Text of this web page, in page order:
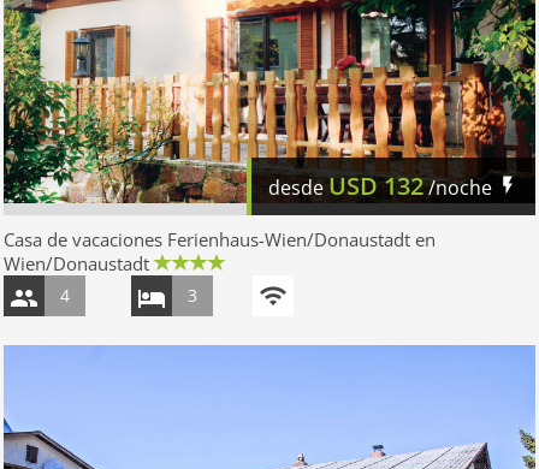
desdeUSD132/noche
Casa de vacaciones Ferienhaus-Wien/Donaustadt en
Wien/Donaustadt
4 3